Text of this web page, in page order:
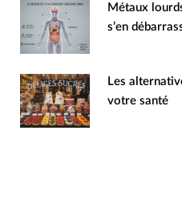
Métaux
s’en
Les
votre santé